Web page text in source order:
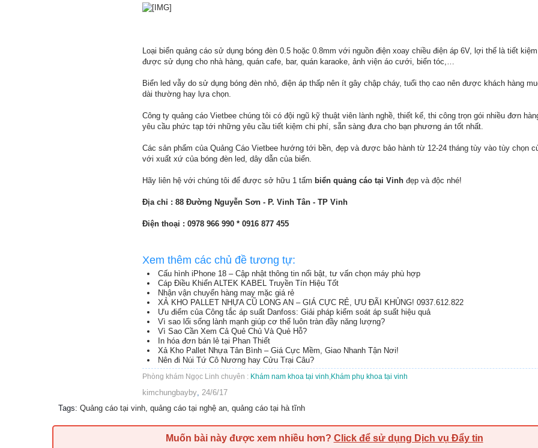
Loại biển quảng cáo sử dụng bóng đèn 0.5 hoặc 0.8mm với nguồn điện xoay chiều điện áp 6V, lợi thế là tiết
được sử dụng cho nhà hàng, quán cafe, bar, quán karaoke, ảnh viện áo cưới, biển tóc,…
Biển led vẫy do sử dụng bóng đèn nhỏ, điện áp thấp nên ít gây chập cháy, tuổi thọ cao nên được khách hàng
dài thường hay lựa chọn.
Công ty quảng cáo Vietbee chúng tôi có đội ngũ kỹ thuật viên lành nghề, thiết kế, thi công trọn gói nhiều đơn
yêu cầu phức tạp tới những yêu cầu tiết kiệm chi phí, sẵn sàng đưa cho bạn phương án tốt nhất.
Các sản phẩm của Quảng Cáo Vietbee hướng tới bền, đẹp và được bảo hành từ 12-24 tháng tùy vào tùy chọn
với xuất xứ của bóng đèn led, dây dẫn của biển.
Hãy liên hệ với chúng tôi để được sở hữu 1 tấm biển quảng cáo tại Vinh đẹp và độc nhé!
Địa chỉ : 88 Đường Nguyễn Sơn - P. Vinh Tân - TP Vinh
Điện thoại : 0978 966 990 * 0916 877 455
Xem thêm các chủ đề tương tự:
Cấu hình iPhone 18 – Cập nhật thông tin nổi bật, tư vấn chọn máy phù hợp
Cáp Điều Khiển ALTEK KABEL Truyền Tín Hiệu Tốt
Nhận vận chuyển hàng may mặc giá rẻ
XẢ KHO PALLET NHỰA CŨ LONG AN – GIÁ CỰC RẺ, ƯU ĐÃI KHỦNG! 0937.612.822
Ưu điểm của Công tắc áp suất Danfoss: Giải pháp kiểm soát áp suất hiệu quả
Vì sao lối sống lành mạnh giúp cơ thể luôn tràn đầy năng lượng?
Vì Sao Cần Xem Cả Quẻ Chủ Và Quẻ Hỗ?
In hóa đơn bán lẻ tại Phan Thiết
Xả Kho Pallet Nhựa Tân Bình – Giá Cực Mềm, Giao Nhanh Tận Nơi!
Nên đi Núi Tứ Cô Nương hay Cửu Trại Câu?
Phòng khám Ngọc Linh chuyên : Khám nam khoa tại vinh,Khám phụ khoa tại vinh
kimchungbayby, 24/6/17
Tags: Quảng cáo tại vinh, quảng cáo tại nghệ an, quảng cáo tại hà tĩnh
Muốn bài này được xem nhiều hơn? Click để sử dụng Dịch vụ Đẩy tin